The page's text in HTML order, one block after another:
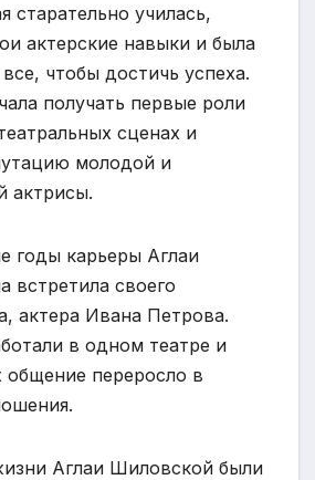
старательно училась,
актерские навыки и была
чтобы достичь успеха.
получать первые роли
сценах и
молодой и
актрисы.
годы карьеры Аглаи
встретила своего
актера Ивана Петрова.
в одном театре и
общение переросло в
Аглаи Шиловской были